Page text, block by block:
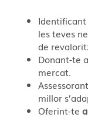
Identificant
les teves
de
Donant-te
mercat.
millor
Oferint-te